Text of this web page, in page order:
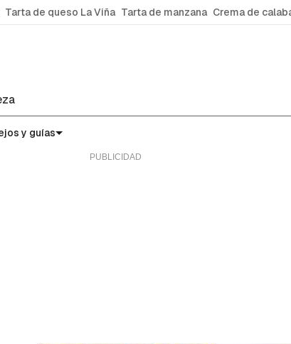
Tarta de queso La Viña Tarta de manzana Crema de
y guías